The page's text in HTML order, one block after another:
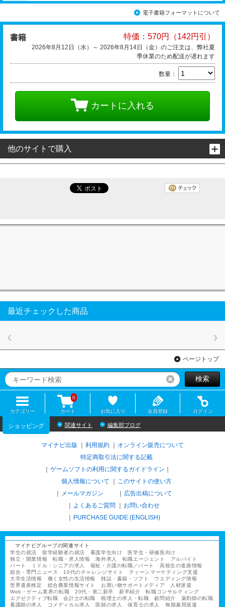
電子書籍フォーマットについて
書籍 特価：570円（142円引）
2026年8月12日（水）～ 2026年8月14日（金）のご注文は、弊社夏
季休業のため配送が遅れます
数量：
カートに入れる
他のサイトで購入
最近チェックした商品
ページトップ
リセット検索
カテゴリー カート
0
お気に入り 会員登録 ログイン
ショッピング 関連サイト 編集部ブログ
マイナビ出版 利用規約
オンライン販売について
特定商取引法に関する記載
ゲームソフトの利用に関するガイドライン
個人情報について
このサイトの使い方
メールマガジン
広告出稿について
よくあるご質問
お問い合わせ
PURCHASE GUIDE (ENGLISH)
マイナビグループの関連サイト
学生の就活
留学経験者の就活 看護学生向け
医学生・研修医向け
独立・開業情報
転職・求人情報 海外求人 転職エージェント
アルバイト
パート
ミドル・シニアの求人 福祉・介護の転職／パート
高校生の進路情報
総合・専門ニュース
10代のチャレンジサイト
ティーンマーケティング支援
大学生活情報
働く女性の生活情報 雑誌・書籍・ソフト
ウエディング情報
世界遺産検定
総合農業情報サイト お買い物サポートメディア
人材派遣
Web・ゲーム業界の転職
20代・第二新卒 新卒紹介
転職コンサルティング
エグゼクティブ転職
会計士の転職 税理士の求人・転職 顧問紹介
薬剤師の転職
看護師の求人
コメディカル求人 医師の求人 保育士の求人 無期雇用派遣